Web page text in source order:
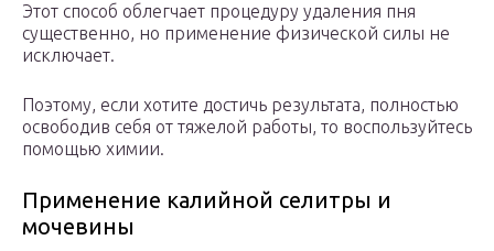
Этот способ облегчает процедуру удаления пня
существенно, но применение физической силы не
исключает.
Поэтому, если хотите достичь результата, полностью
освободив себя от тяжелой работы, то воспользуйтесь
помощью химии.
Применение калийной селитры и
мочевины